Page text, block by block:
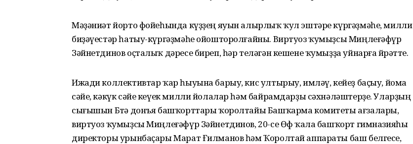
Мәҙәниәт йорто фойеһында күҙҙең яуын алырлыҡ ҡул эштәре күргәҙмәһе, милли
биҙәүестәр һатыу-күргәҙмәһе ойошторолғайны. Виртуоз ҡумыҙсы Миңлеғәфүр
Зәйнетдинов оҫталыҡ дәресе биреп, һәр теләгән кешене ҡумыҙҙа уйнарға өйрәтте.
Ижади коллективтар ҡар һыуына барыу, кис ултырыу, имләү, кейеҙ баҫыу, йома
сәйе, кәкүк сәйе кеүек милли йолалар һәм байрамдарҙы сәхнәләштерҙе. Уларҙың
сығышын Бөтә донъя башҡорттары ҡоролтайы Башҡарма комитеты ағзалары,
виртуоз ҡумыҙсы Миңлеғәфүр Зәйнетдинов, 20-се Өфө ҡала башҡорт гимназияһы
директоры урынбаҫары Марат Ғилманов һәм Ҡоролтай аппараты баш белгесе,